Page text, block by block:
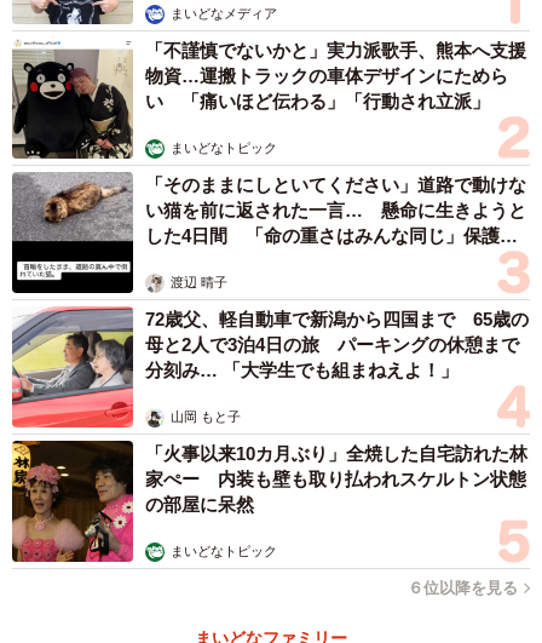
4/11
灰色の毛並みは「ブリティッシュブルー」とも呼ばれる
いまはお客さんが入ってくると「よく来たね」といった
感じで自分から興味津々、近寄っていきます。抱っこされ
るのは嫌いですけど、なでられるのはまんざらでもない様
子。「展示している陶器を割ったりしませんか？」とよく
尋ねられるのですが、そこはさすが猫。体重6キロの身体な
まいどなメディア
「不謹慎でないかと」実力派歌手、熊本へ支援
物資…運搬トラックの車体デザインにためら
い 「痛いほど伝わる」「行動され立派」
まいどなトピック
「そのままにしといてください」道路で動けな
い猫を前に返された一言… 懸命に生きようと
した4日間 「命の重さはみんな同じ」保護団
渡辺 晴子
72歳父、軽自動車で新潟から四国まで 65歳の
母と2人で3泊4日の旅 パーキングの休憩まで
分刻み… 「大学生でも組まねえよ！」
山岡 もと子
「火事以来10カ月ぶり」全焼した自宅訪れた林
家ぺー 内装も壁も取り払われスケルトン状態
の部屋に呆然
まいどなトピック
６位以降を見る
まいどなファミリー